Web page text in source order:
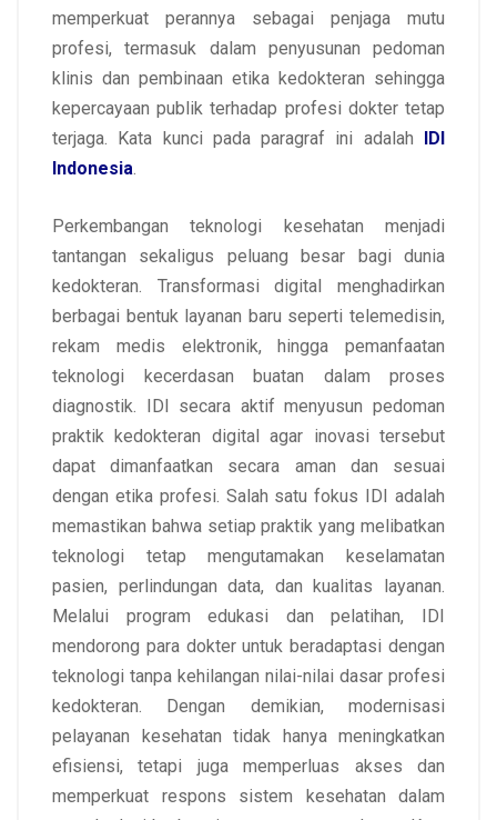
memperkuat perannya sebagai penjaga mutu
profesi, termasuk dalam penyusunan pedoman
klinis dan pembinaan etika kedokteran sehingga
kepercayaan publik terhadap profesi dokter tetap
terjaga. Kata kunci pada paragraf ini adalah IDI
Indonesia.
Perkembangan teknologi kesehatan menjadi
tantangan sekaligus peluang besar bagi dunia
kedokteran. Transformasi digital menghadirkan
berbagai bentuk layanan baru seperti telemedisin,
rekam medis elektronik, hingga pemanfaatan
teknologi kecerdasan buatan dalam proses
diagnostik. IDI secara aktif menyusun pedoman
praktik kedokteran digital agar inovasi tersebut
dapat dimanfaatkan secara aman dan sesuai
dengan etika profesi. Salah satu fokus IDI adalah
memastikan bahwa setiap praktik yang melibatkan
teknologi tetap mengutamakan keselamatan
pasien, perlindungan data, dan kualitas layanan.
Melalui program edukasi dan pelatihan, IDI
mendorong para dokter untuk beradaptasi dengan
teknologi tanpa kehilangan nilai-nilai dasar profesi
kedokteran. Dengan demikian, modernisasi
pelayanan kesehatan tidak hanya meningkatkan
efisiensi, tetapi juga memperluas akses dan
memperkuat respons sistem kesehatan dalam